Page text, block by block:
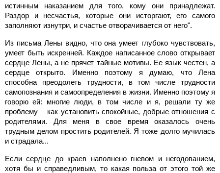
истинным наказанием для того, кому они принадлежат.
Раздор и несчастья, которые они исторгают, его самого
заполняют изнутри, и счастье отворачивается от него".
Из письма Лены видно, что она умеет глубоко чувствовать,
умеет быть искренней. Каждое написанное слово открывает
сердце Лены, а не прячет тайные мотивы. Ее язык честен, а
сердце открыто. Именно поэтому я думаю, что Лена
способна преодолеть трудности, в том числе трудности
самопознания и самоопределения в жизни. Именно поэтому я
говорю ей: многие люди, в том числе и я, решали ту же
проблему – как установить спокойные, добрые отношения с
родителями. Для меня в свое время оказалось очень
трудным делом простить родителей. Я тоже долго мучилась
и страдала...
Если сердце до краев наполнено гневом и негодованием,
хотя бы и справедливым, то какая польза от этого той же